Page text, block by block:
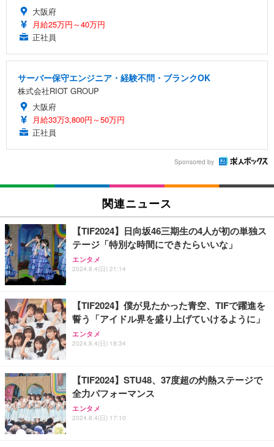
大阪府
月給25万円～40万円
正社員
サーバー保守エンジニア・経験不問・ブランクOK
株式会社RIOT GROUP
大阪府
月給33万3,800円～50万円
正社員
Sponsored by
関連ニュース
【TIF2024】日向坂46三期生の4人が初の単独ス
テージ「特別な時間にできたらいいな」
エンタメ
2024.8.4(日) 21:14
【TIF2024】僕が見たかった青空、TIFで躍進を
誓う「アイドル界を盛り上げていけるように」
エンタメ
2024.8.4(日) 18:34
【TIF2024】STU48、37度超の灼熱ステージで
全力パフォーマンス
エンタメ
2024.8.4(日) 17:10